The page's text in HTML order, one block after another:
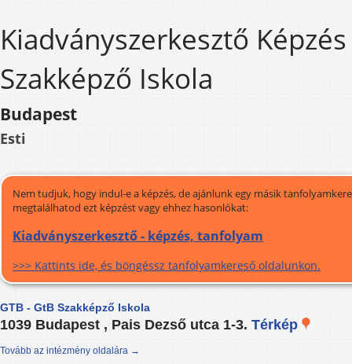
Kiadványszerkesztő
Szakképző Iskola
Budapest
Esti
Nem tudjuk, hogy indul-e a képzés, de ajánlunk egy másik
megtalálhatod ezt képzést vagy ehhez hasonlókat:
Kiadványszerkesztő - képzés, tanfolyam
>>> Kattints ide, és böngéssz tanfolyamkereső oldalunkon.
GTB - GtB Szakképző Iskola
1039 Budapest , Pais Dezső utca 1-3. Térkép
Tovább az intézmény oldalára →